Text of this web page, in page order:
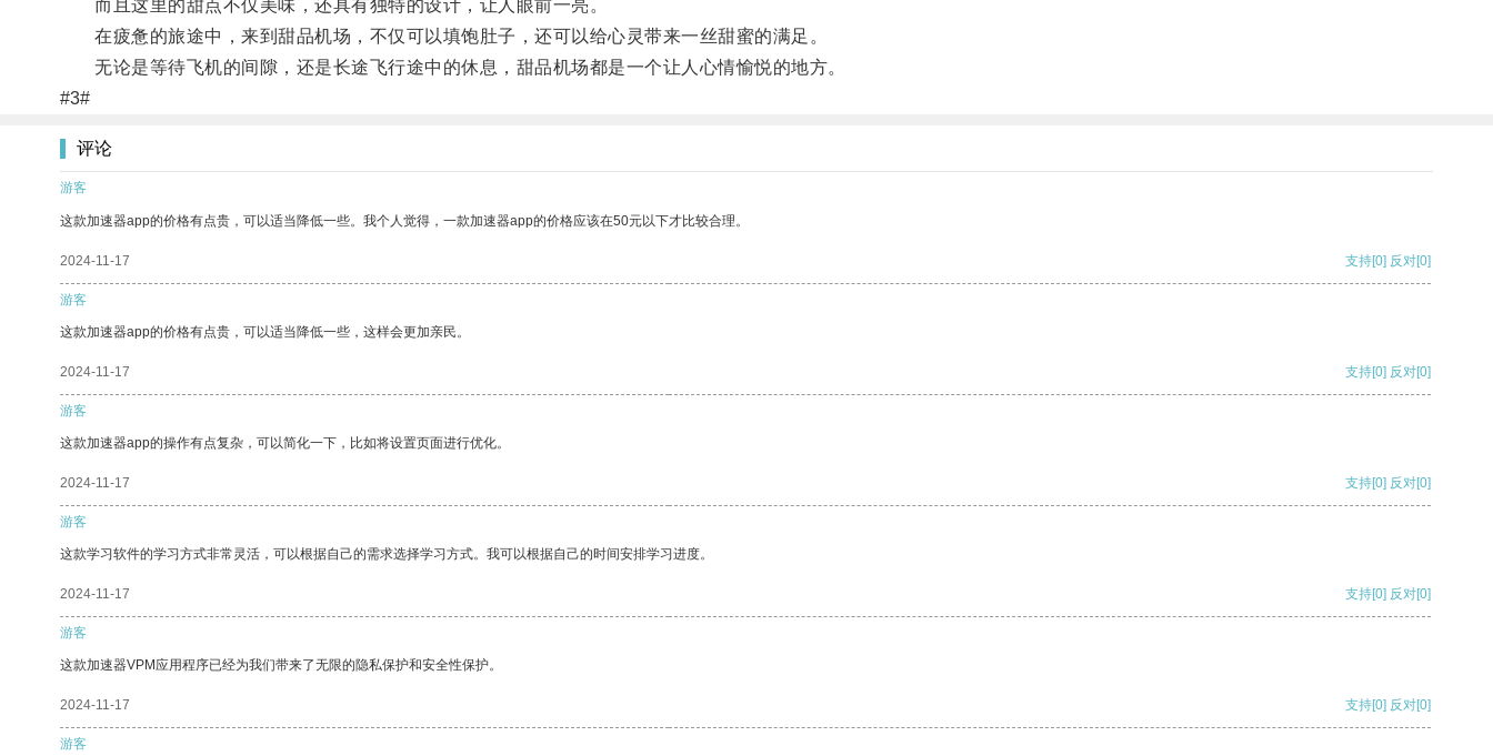
而且这里的甜点不仅美味，还具有独特的设计，让人眼前一亮。
在疲惫的旅途中，来到甜品机场，不仅可以填饱肚子，还可以给心灵带来一丝甜蜜的满足。
无论是等待飞机的间隙，还是长途飞行途中的休息，甜品机场都是一个让人心情愉悦的地方。
#3#
评论
游客
这款加速器app的价格有点贵，可以适当降低一些。我个人觉得，一款加速器app的价格应该在50元以下才比较合理。
2024-11-17 支持[0] 反对[0]
游客
这款加速器app的价格有点贵，可以适当降低一些，这样会更加亲民。
2024-11-17 支持[0] 反对[0]
游客
这款加速器app的操作有点复杂，可以简化一下，比如将设置页面进行优化。
2024-11-17 支持[0] 反对[0]
游客
这款学习软件的学习方式非常灵活，可以根据自己的需求选择学习方式。我可以根据自己的时间安排学习进度。
2024-11-17 支持[0] 反对[0]
游客
这款加速器VPM应用程序已经为我们带来了无限的隐私保护和安全性保护。
2024-11-17 支持[0] 反对[0]
游客